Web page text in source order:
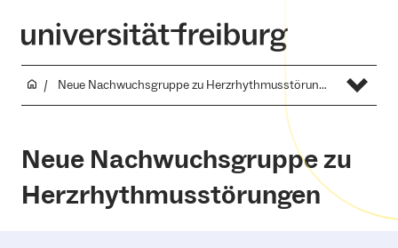
Neue Nachwuchsgruppe zu Herzrhythmusstörungen
Neue Nachwuchsgruppe zu
Herzrhythmusstörungen